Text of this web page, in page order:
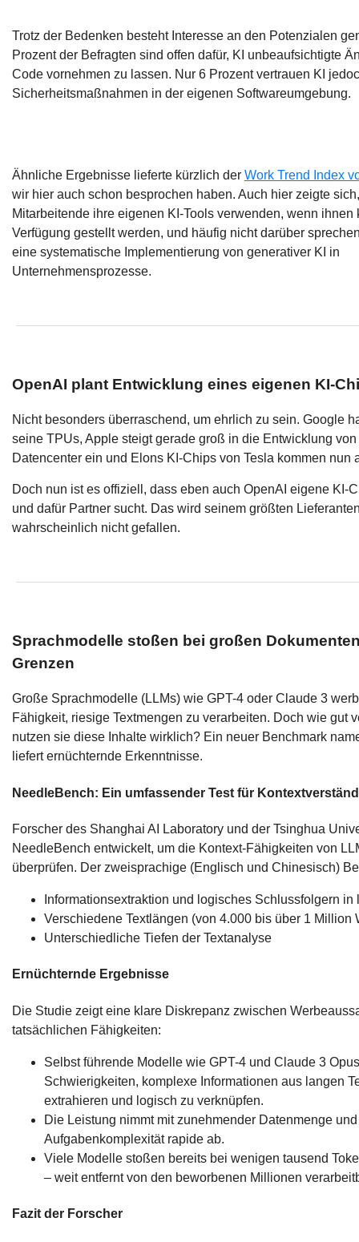
Trotz der Bedenken besteht Interesse an den Potenzialen
Prozent der Befragten sind offen dafür, KI unbeaufsichtigte
Code vornehmen zu lassen. Nur 6 Prozent vertrauen KI
Sicherheitsmaßnahmen in der eigenen Softwareumgebung.
Ähnliche Ergebnisse lieferte kürzlich der Work Trend Index
wir hier auch schon besprochen haben. Auch hier zeigte
Mitarbeitende ihre eigenen KI-Tools verwenden, wenn ihnen
Verfügung gestellt werden, und häufig nicht darüber
eine systematische Implementierung von generativer KI in
Unternehmensprozesse.
OpenAI plant Entwicklung eines eigenen KI-
Nicht besonders überraschend, um ehrlich zu sein. Google
seine TPUs, Apple steigt gerade groß in die Entwicklung
Datencenter ein und Elons KI-Chips von Tesla kommen nun
Doch nun ist es offiziell, dass eben auch OpenAI eigene KI-
und dafür Partner sucht. Das wird seinem größten
wahrscheinlich nicht gefallen.
Sprachmodelle stoßen bei großen
Grenzen
Große Sprachmodelle (LLMs) wie GPT-4 oder Claude 3
Fähigkeit, riesige Textmengen zu verarbeiten. Doch wie gut
nutzen sie diese Inhalte wirklich? Ein neuer Benchmark
liefert ernüchternde Erkenntnisse.
NeedleBench: Ein umfassender Test für
Forscher des Shanghai AI Laboratory und der Tsinghua
NeedleBench entwickelt, um die Kontext-Fähigkeiten von
überprüfen. Der zweisprachige (Englisch und Chinesisch)
Informationsextraktion und logisches Schlussfolgern in
Verschiedene Textlängen (von 4.000 bis über 1 Million
Unterschiedliche Tiefen der Textanalyse
Ernüchternde Ergebnisse
Die Studie zeigt eine klare Diskrepanz zwischen
tatsächlichen Fähigkeiten:
Selbst führende Modelle wie GPT-4 und Claude 3
Schwierigkeiten, komplexe Informationen aus langen
extrahieren und logisch zu verknüpfen.
Die Leistung nimmt mit zunehmender Datenmenge und
Aufgabenkomplexität rapide ab.
Viele Modelle stoßen bereits bei wenigen tausend
– weit entfernt von den beworbenen Millionen
Fazit der Forscher